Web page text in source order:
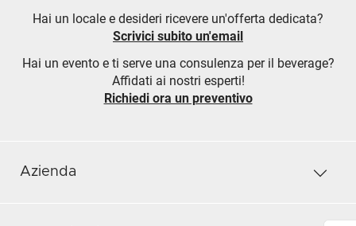
Hai un locale e desideri ricevere un'offerta dedicata?
Scrivici subito un'email
Hai un evento e ti serve una consulenza per il beverage?
Affidati ai nostri esperti!
Richiedi ora un preventivo
Azienda